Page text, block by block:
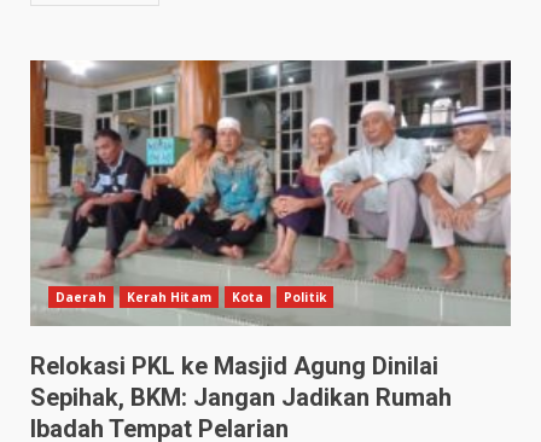
Daerah Kerah Hitam Kota Politik
Relokasi PKL ke Masjid Agung Dinilai
Sepihak, BKM: Jangan Jadikan Rumah
Ibadah Tempat Pelarian